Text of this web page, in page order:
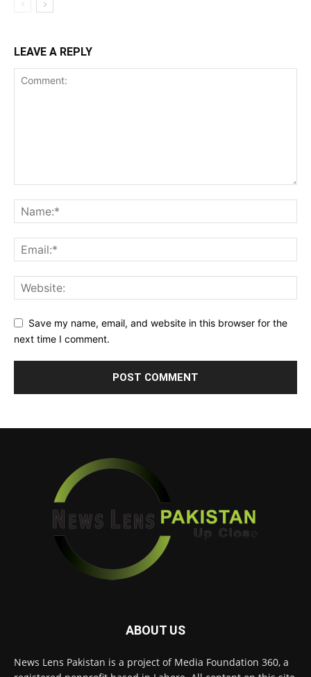
LEAVE A REPLY
Save my name, email, and website in this browser for the
next time I comment.
ABOUT US
News Lens Pakistan is a project of Media Foundation 360, a